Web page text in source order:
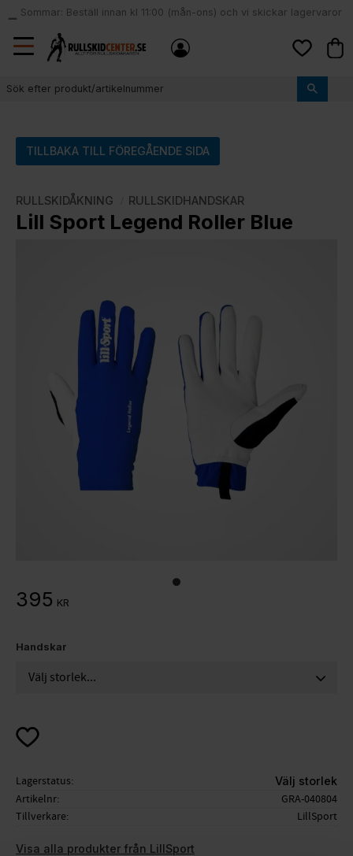
Meny
local_shipping
Sommar: Beställ innan kl 11:00 (mån-ons) och vi skickar lagervaror
samma dag
TILLBAKA TILL FÖREGÅENDE SIDA
RULLSKIDÅKNING RULLSKIDHANDSKAR
Lill Sport Legend Roller Blue
395 KR
Handskar
Lägg till i favoriter
Lagerstatus Välj storlek
Artikelnr
GRA-040804
Tillverkare
LillSport
Visa alla produkter från LillSport